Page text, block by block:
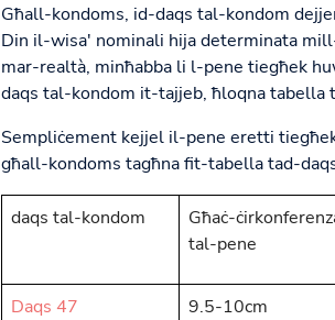
Għall-kondoms, id-daqs tal-kondom
Din il-wisa' nominali hija determinata
mar-realtà, minħabba li l-pene tiegħek
daqs tal-kondom it-tajjeb, ħloqna tabella
Sempliċement kejjel il-pene eretti
għall-kondoms tagħna fit-tabella tad-
daqs tal-kondom
Għaċ-
tal-pene
Daqs 47 9.5-10cm